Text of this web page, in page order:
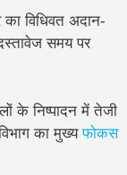
विधिवत अदान-
समय पर
के निष्पादन में तेजी
का मुख्यफोकस